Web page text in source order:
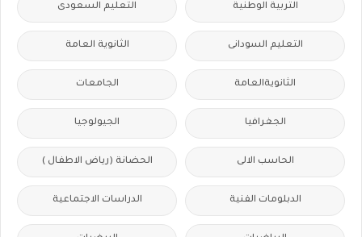
التربية الوطنية التعليم السعودى
التعليم السودانى الثانوية العامة
الثانويةالعامة الجامعات
الجغرافيا الجيولوجيا
الحاسب الالى الحضانة (رياض الاطفال )
الدبلومات الفنية الدراسات الاجتماعية